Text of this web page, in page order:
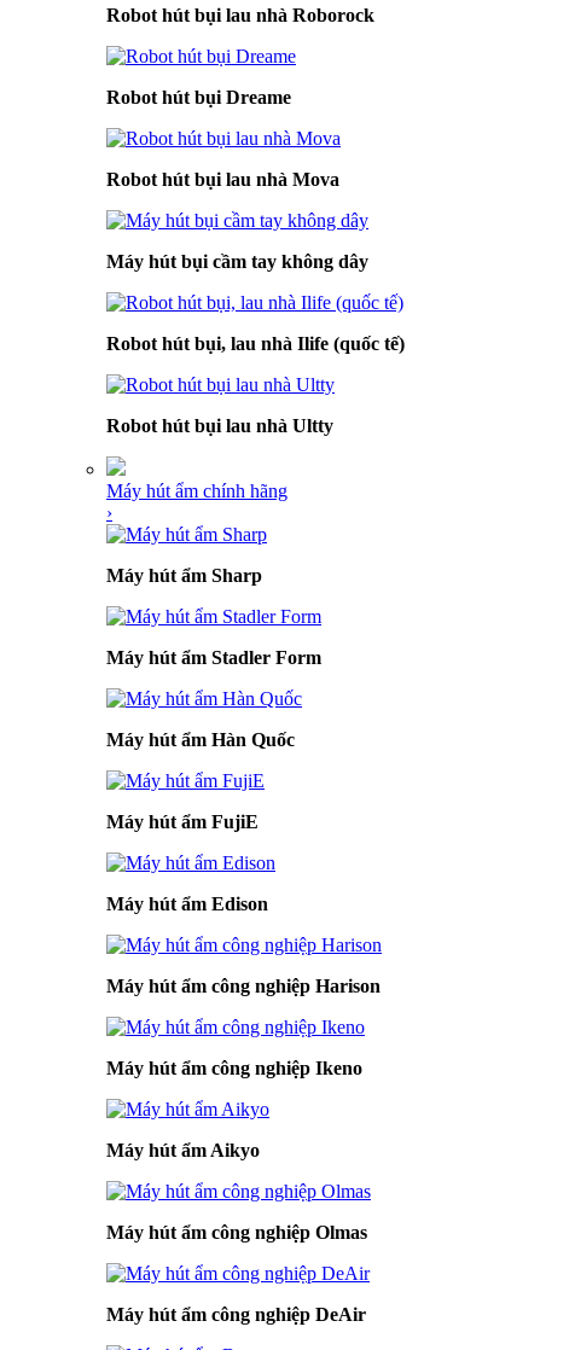
Robot hút bụi lau nhà Roborock
Robot hút bụi Dreame
Robot hút bụi lau nhà Mova
Máy hút bụi cầm tay không dây
Robot hút bụi, lau nhà Ilife (quốc tế)
Robot hút bụi lau nhà Ultty
Máy hút ẩm chính hãng
›
Máy hút ẩm Sharp
Máy hút ẩm Stadler Form
Máy hút ẩm Hàn Quốc
Máy hút ẩm FujiE
Máy hút ẩm Edison
Máy hút ẩm công nghiệp Harison
Máy hút ẩm công nghiệp Ikeno
Máy hút ẩm Aikyo
Máy hút ẩm công nghiệp Olmas
Máy hút ẩm công nghiệp DeAir